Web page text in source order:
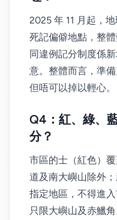
2025 年 11 月起，
死記偏僻地點，整
同違例記分制度係
意。整體而言，準
但唔可以掉以輕心。
Q4：紅、綠、
分？
市區的士（紅色）
道及南大嶼山除外
指定地區，不得進
只限大嶼山及赤鱲